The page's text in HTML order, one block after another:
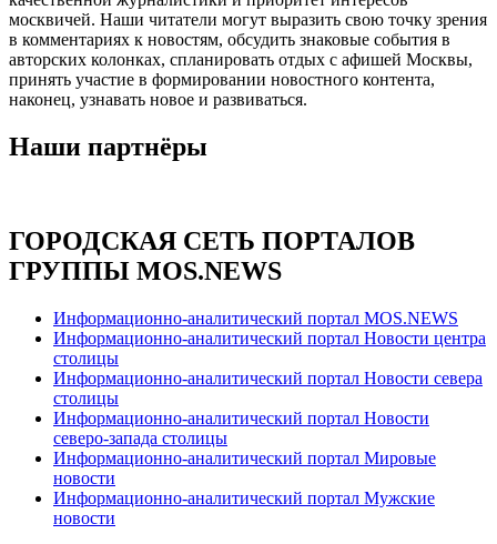
москвичей. Наши читатели могут выразить свою точку зрения
в комментариях к новостям, обсудить знаковые события в
авторских колонках, спланировать отдых с афишей Москвы,
принять участие в формировании новостного контента,
наконец, узнавать новое и развиваться.
Наши партнёры
ГОРОДСКАЯ СЕТЬ ПОРТАЛОВ
ГРУППЫ MOS.NEWS
Информационно-аналитический портал MOS.NEWS
Информационно-аналитический портал Новости центра
столицы
Информационно-аналитический портал Новости севера
столицы
Информационно-аналитический портал Новости
северо-запада столицы
Информационно-аналитический портал Мировые
новости
Информационно-аналитический портал Мужские
новости